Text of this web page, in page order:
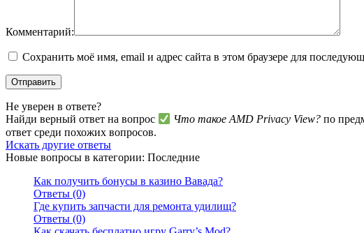
Комментарий:
Сохранить моё имя, email и адрес сайта в этом браузере для
Не уверен в ответе?
Найди верный ответ на вопрос
Что такое AMD Privacy View? по
ответ среди похожих вопросов.
Искать другие ответы
Новые вопросы в категории: Последние
Как получить бонусы в казино Вавада?
Ответы (0)
Где купить запчасти для ремонта удилищ?
Ответы (0)